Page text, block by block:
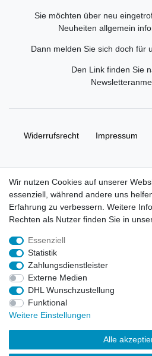
Sie möchten über neu
Neuheiten allgemein
Dann melden Sie sich doch für
Den Link finden Sie
Widerrufs­recht Impressum
© Copyright 2026 | Alle Rechte
Handelsgesellschaft mbH.
Alle Markennamen, Warenzeichen
und Beschreibungen sind Eigentum
Eigentümer und dienen hier nur der
Preise nur für registrierte Händler,
€
LEGO, das LEGO Logo, die
CHIMA, NINJAGO, BIONICLE,
Wir nutzen Cookies auf unserer
essenziell, während andere uns
Erfahrung zu verbessern. Weitere
Rechten als Nutzer finden Sie in
Essenziell
Statistik
Zahlungsdienstleister
Externe Medien
DHL Wunschzustellung
Funktional
Weitere Einstellungen
Alle